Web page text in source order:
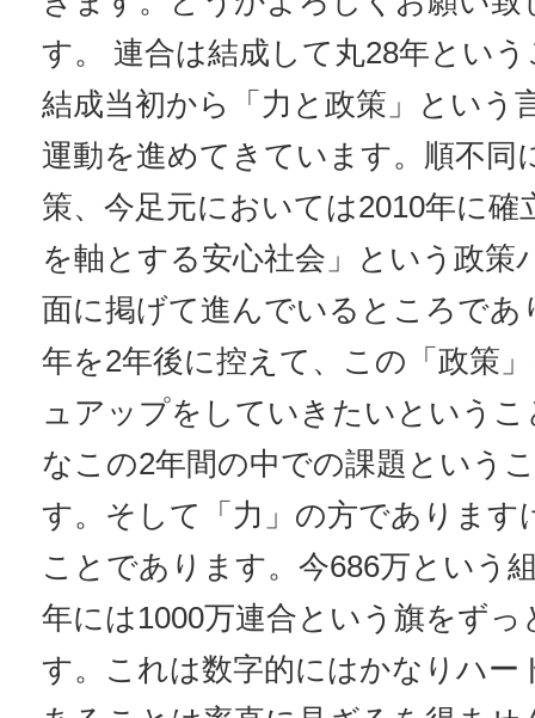
す。 連合は結成して丸28年とい
結成当初から「力と政策」という
運動を進めてきています。順不同
策、今足元においては2010年に
を軸とする安心社会」という政策
面に掲げて進んでいるところであ
年を2年後に控えて、この「政策
ュアップをしていきたいという
なこの2年間の中での課題という
す。そして「力」の方であります
ことであります。今686万という
年には1000万連合という旗をず
す。これは数字的にはかなりハー